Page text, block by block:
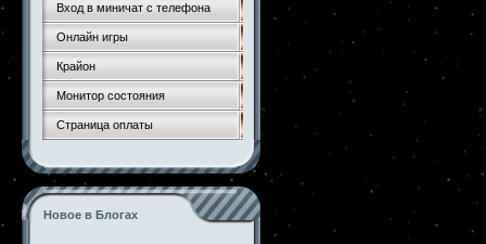
Вход в миничат с телефона
Онлайн игры
Крайон
Монитор состояния
Страница оплаты
Новое в Блогах